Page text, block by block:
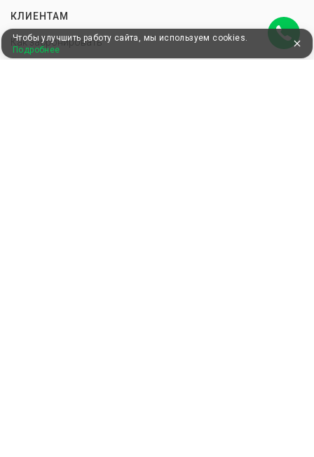
КЛИЕНТАМ
Как забронировать
Чтобы улучшить работу сайта, мы используем cookies.
Подробнее